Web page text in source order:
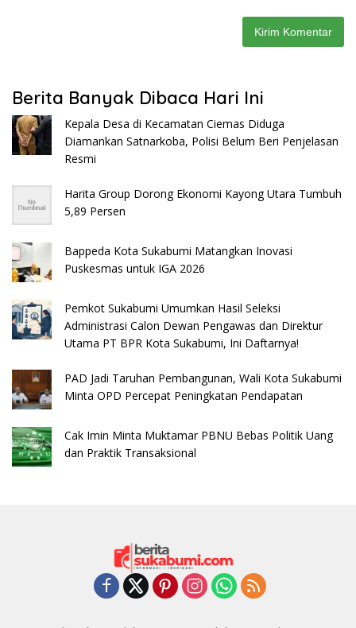
Berita Banyak Dibaca Hari Ini
Kepala Desa di Kecamatan Ciemas Diduga
Diamankan Satnarkoba, Polisi Belum Beri Penjelasan
Resmi
Harita Group Dorong Ekonomi Kayong Utara Tumbuh
5,89 Persen
Bappeda Kota Sukabumi Matangkan Inovasi
Puskesmas untuk IGA 2026
Pemkot Sukabumi Umumkan Hasil Seleksi
Administrasi Calon Dewan Pengawas dan Direktur
Utama PT BPR Kota Sukabumi, Ini Daftarnya!
PAD Jadi Taruhan Pembangunan, Wali Kota Sukabumi
Minta OPD Percepat Peningkatan Pendapatan
Cak Imin Minta Muktamar PBNU Bebas Politik Uang
dan Praktik Transaksional